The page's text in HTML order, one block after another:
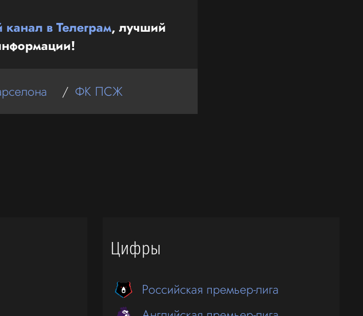
в Телеграм, лучший
/ ФК ПСЖ
Цифры
Российская премьер-лига